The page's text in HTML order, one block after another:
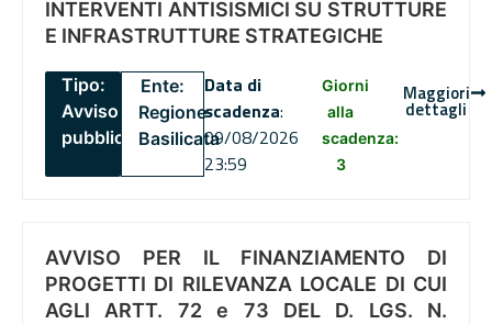
INTERVENTI ANTISISMICI SU STRUTTURE
E INFRASTRUTTURE STRATEGICHE
Tipo:
Avviso
pubblico
Ente:
Regione
Basilicata
Data di
scadenza:
09/08/2026
23:59
Giorni
alla
scadenza:
3
Maggiori
dettagli
AVVISO PER IL FINANZIAMENTO DI
PROGETTI DI RILEVANZA LOCALE DI CUI
AGLI ARTT. 72 e 73 DEL D. LGS. N.